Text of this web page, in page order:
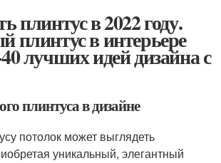
плинтус в 2022 году.
плинтус в интерьере
лучших идей дизайна с
плинтуса в дизайне
потолок может выглядеть
уникальный, элегантный